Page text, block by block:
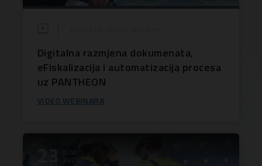
Digitalna razmjena dokumenata,
eFiskalizacija i automatizacija procesa
uz PANTHEON
VIDEO WEBINARA